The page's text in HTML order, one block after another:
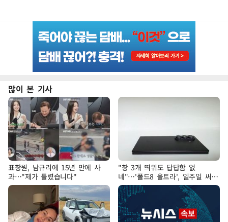
많이 본 기사
표창원, 남규리에 15년 만에 사
과…"제가 틀렸습니다"
"창 3개 띄워도 답답함 없
네"…'폴드8 울트라', 일주일 써보
니